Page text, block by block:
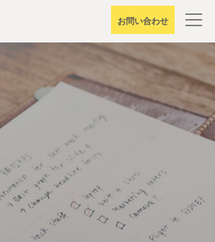
お問い合わせ